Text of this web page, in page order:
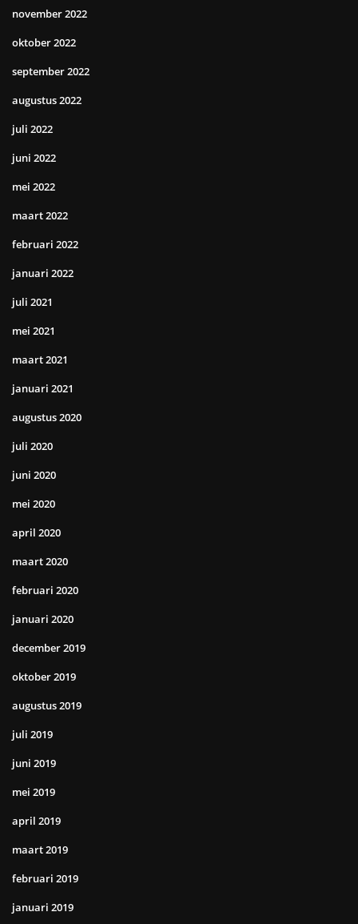
november 2022
oktober 2022
september 2022
augustus 2022
juli 2022
juni 2022
mei 2022
maart 2022
februari 2022
januari 2022
juli 2021
mei 2021
maart 2021
januari 2021
augustus 2020
juli 2020
juni 2020
mei 2020
april 2020
maart 2020
februari 2020
januari 2020
december 2019
oktober 2019
augustus 2019
juli 2019
juni 2019
mei 2019
april 2019
maart 2019
februari 2019
januari 2019